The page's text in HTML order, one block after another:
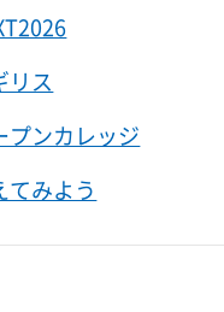
リス
プンカレッジ
みよう